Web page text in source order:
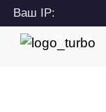
Ваш IP:
216.73.216.186